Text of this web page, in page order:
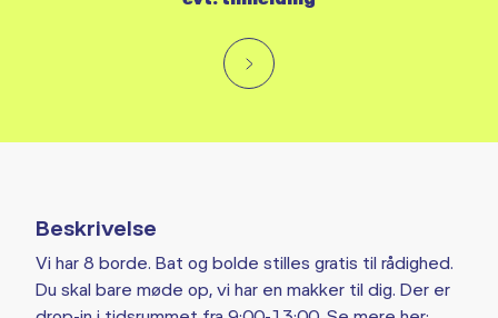
Beskrivelse
Vi har 8 borde. Bat og bolde stilles gratis til rådighed.
Du skal bare møde op, vi har en makker til dig. Der er